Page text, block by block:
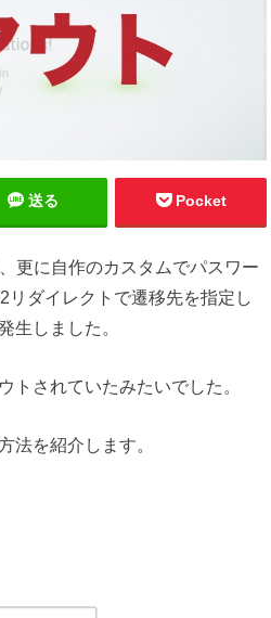
送る Pocket
更に自作のカスタムでパスワー
リダイレクトで遷移先を指定し
生しました。
されていたみたいでした。
法を紹介します。